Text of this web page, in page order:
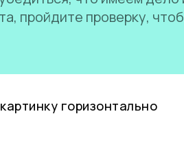
пройдите проверку,
горизонтально